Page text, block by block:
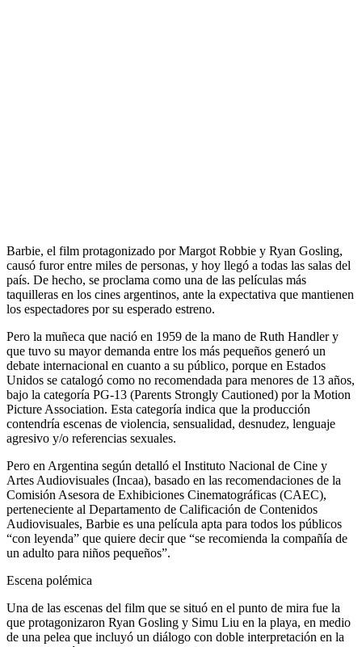
Barbie, el film protagonizado por Margot Robbie y Ryan Gosling,
causó furor entre miles de personas, y hoy llegó a todas las salas del
país. De hecho, se proclama como una de las películas más
taquilleras en los cines argentinos, ante la expectativa que mantienen
los espectadores por su esperado estreno.
Pero la muñeca que nació en 1959 de la mano de Ruth Handler y
que tuvo su mayor demanda entre los más pequeños generó un
debate internacional en cuanto a su público, porque en Estados
Unidos se catalogó como no recomendada para menores de 13 años,
bajo la categoría PG-13 (Parents Strongly Cautioned) por la Motion
Picture Association. Esta categoría indica que la producción
contendría escenas de violencia, sensualidad, desnudez, lenguaje
agresivo y/o referencias sexuales.
Pero en Argentina según detalló el Instituto Nacional de Cine y
Artes Audiovisuales (Incaa), basado en las recomendaciones de la
Comisión Asesora de Exhibiciones Cinematográficas (CAEC),
perteneciente al Departamento de Calificación de Contenidos
Audiovisuales, Barbie es una película apta para todos los públicos
“con leyenda” que quiere decir que “se recomienda la compañía de
un adulto para niños pequeños”.
Escena polémica
Una de las escenas del film que se situó en el punto de mira fue la
que protagonizaron Ryan Gosling y Simu Liu en la playa, en medio
de una pelea que incluyó un diálogo con doble interpretación en la